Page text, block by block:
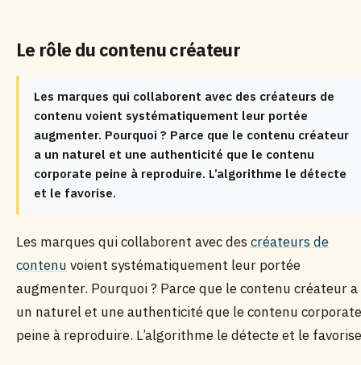
Le rôle du contenu créateur
Les marques qui collaborent avec des créateurs de
contenu voient systématiquement leur portée
augmenter. Pourquoi ? Parce que le contenu créateur
a un naturel et une authenticité que le contenu
corporate peine à reproduire. L’algorithme le détecte
et le favorise.
Les marques qui collaborent avec des créateurs de
contenu voient systématiquement leur portée
augmenter. Pourquoi ? Parce que le contenu créateur a
un naturel et une authenticité que le contenu corporate
peine à reproduire. L’algorithme le détecte et le